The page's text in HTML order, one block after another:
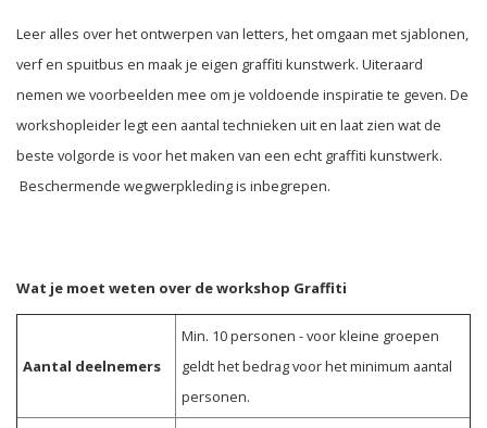
Leer alles over het ontwerpen van letters, het omgaan met sjablonen,
verf en spuitbus en maak je eigen graffiti kunstwerk. Uiteraard
nemen we voorbeelden mee om je voldoende inspiratie te geven. De
workshopleider legt een aantal technieken uit en laat zien wat de
beste volgorde is voor het maken van een echt graffiti kunstwerk.
Beschermende wegwerpkleding is inbegrepen.
Wat je moet weten over de workshop Graffiti
Aantal deelnemers
Min. 10 personen - voor kleine groepen
geldt het bedrag voor het minimum aantal
personen.